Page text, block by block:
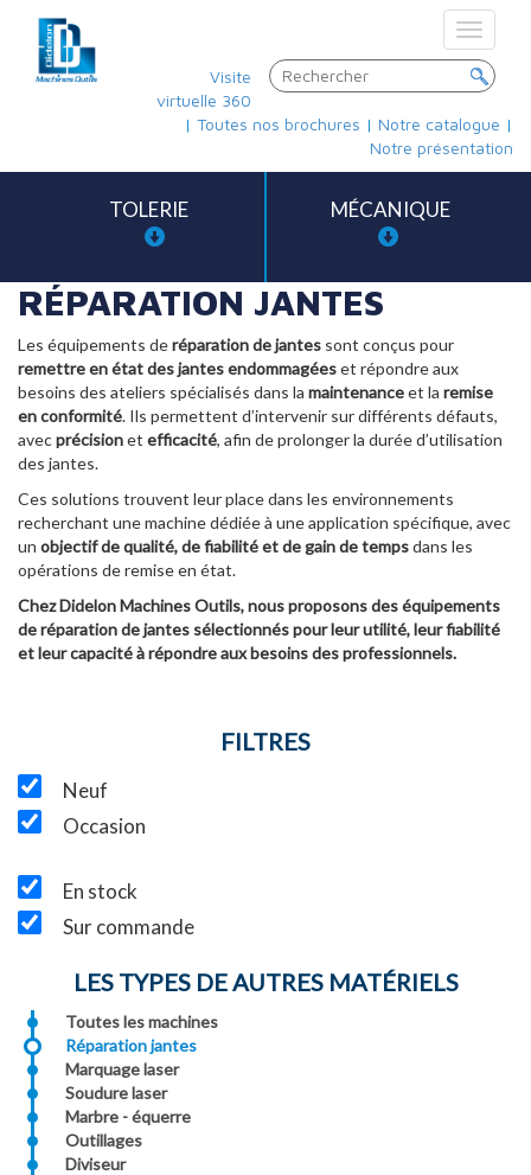
Toggle
Visite
virtuelle 360
| Toutes nos brochures | Notre catalogue |
Notre présentation
TOLERIE MÉCANIQUE
RÉPARATION JANTES
Les équipements deréparation de jantes sont conçus pour
remettre en état des jantes endommagéeset répondre aux
besoins des ateliers spécialisés dans la maintenanceet la remise
en conformité. Ils permettent d’intervenir sur différents défauts,
avecprécisionet efficacité, afin de prolonger la durée d’utilisation
des jantes.
Ces solutions trouvent leur place dans les environnements
recherchant une machine dédiée à une application spécifique, avec
un objectif de qualité, de fiabilité et de gain de tempsdans les
opérations de remise en état.
Chez Didelon Machines Outils, nous proposons des équipements
de réparation de jantes sélectionnés pour leur utilité, leur fiabilité
et leur capacité à répondre aux besoins des professionnels.
FILTRES
Neuf
Occasion
En stock
Sur commande
LES TYPES DE AUTRES MATÉRIELS
Toutes les machines
Réparation jantes
Marquage laser
Soudure laser
Marbre - équerre
Outillages
Diviseur